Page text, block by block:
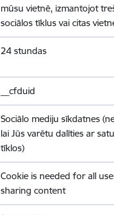
mūsu vietnē, izmantojot
sociālos tīklus vai citas
24 stundas
__cfduid
Sociālo mediju sīkdatnes
lai Jūs varētu dalīties ar
tīklos)
Cookie is needed for all
sharing content